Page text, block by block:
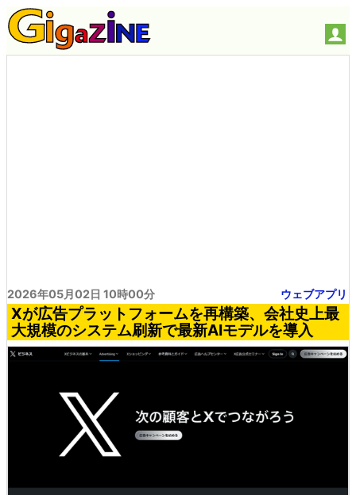
2026年05月02日 10時00分 ウェブアプリ
Xが広告プラットフォームを再構築、会社史上最
大規模のシステム刷新で最新AIモデルを導入